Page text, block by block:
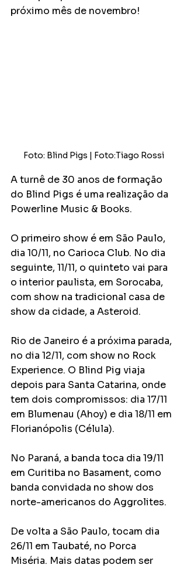
próximo mês de novembro!
Foto: Blind Pigs | Foto:Tiago Rossi
A turnê de 30 anos de formação
do Blind Pigs é uma realização da
Powerline Music & Books.
O primeiro show é em São Paulo,
dia 10/11, no Carioca Club. No dia
seguinte, 11/11, o quinteto vai para
o interior paulista, em Sorocaba,
com show na tradicional casa de
show da cidade, a Asteroid.
Rio de Janeiro é a próxima parada,
no dia 12/11, com show no Rock
Experience. O Blind Pig viaja
depois para Santa Catarina, onde
tem dois compromissos: dia 17/11
em Blumenau (Ahoy) e dia 18/11 em
Florianópolis (Célula).
No Paraná, a banda toca dia 19/11
em Curitiba no Basament, como
banda convidada no show dos
norte-americanos do Aggrolites.
De volta a São Paulo, tocam dia
26/11 em Taubaté, no Porca
Miséria. Mais datas podem ser